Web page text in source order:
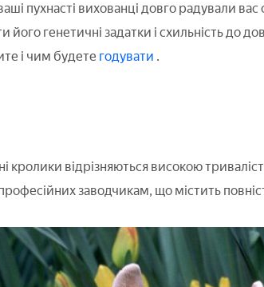
пухнасті вихованці довго радували
його генетичні задатки і схильність до
і чим будете годувати .
кролики відрізняються високою
заводчикам, що містить